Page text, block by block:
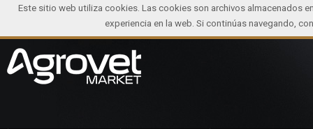
Este sitio web utiliza cookies. Las cookies son archivos almacenados
experiencia en la web. Si continúas navegando,